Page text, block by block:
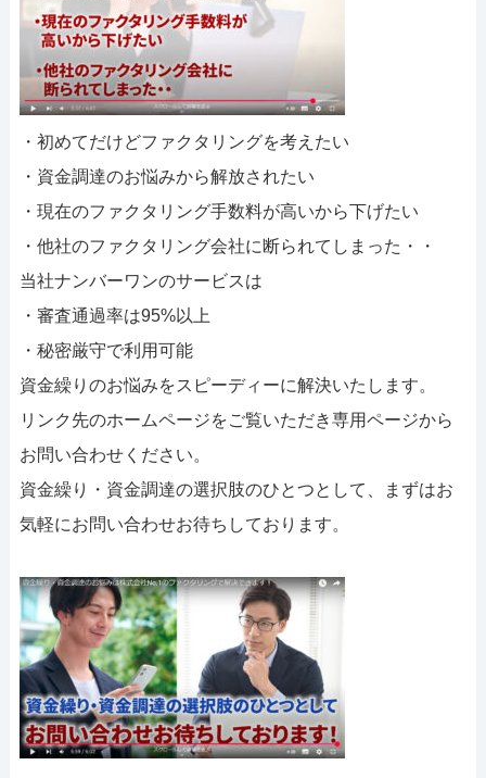
・初めてだけどファクタリングを考えたい
・資金調達のお悩みから解放されたい
・現在のファクタリング手数料が高いから下げたい
・他社のファクタリング会社に断られてしまった・・
当社ナンバーワンのサービスは
・審査通過率は95%以上
・秘密厳守で利用可能
資金繰りのお悩みをスピーディーに解決いたします。
リンク先のホームページをご覧いただき専用ページから
お問い合わせください。
資金繰り・資金調達の選択肢のひとつとして、まずはお
気軽にお問い合わせお待ちしております。